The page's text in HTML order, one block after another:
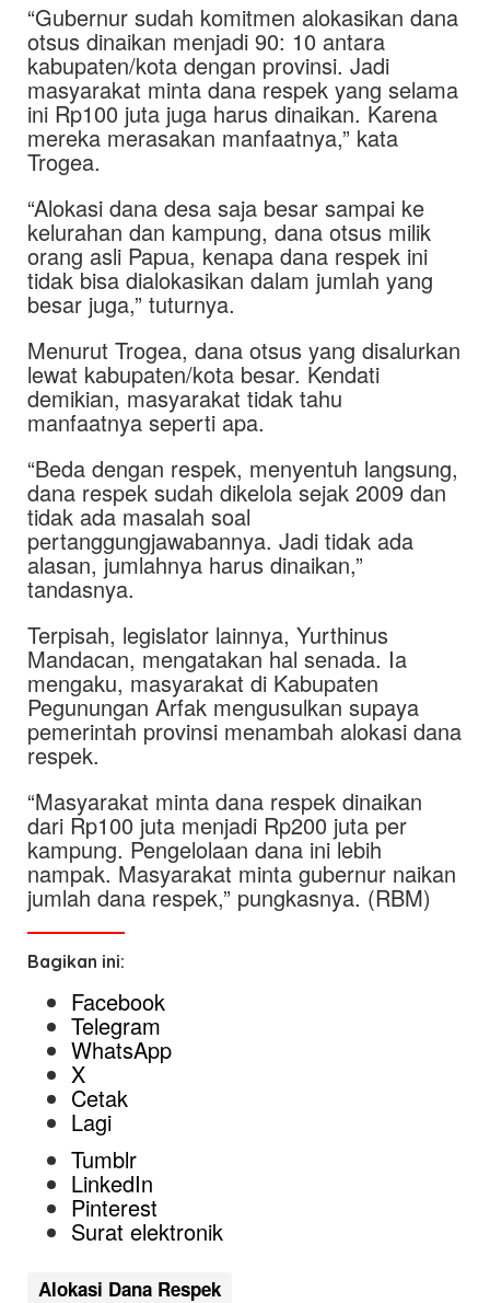
“Gubernur sudah komitmen alokasikan dana
otsus dinaikan menjadi 90: 10 antara
kabupaten/kota dengan provinsi. Jadi
masyarakat minta dana respek yang selama
ini Rp100 juta juga harus dinaikan. Karena
mereka merasakan manfaatnya,” kata
Trogea.
“Alokasi dana desa saja besar sampai ke
kelurahan dan kampung, dana otsus milik
orang asli Papua, kenapa dana respek ini
tidak bisa dialokasikan dalam jumlah yang
besar juga,” tuturnya.
Menurut Trogea, dana otsus yang disalurkan
lewat kabupaten/kota besar. Kendati
demikian, masyarakat tidak tahu
manfaatnya seperti apa.
“Beda dengan respek, menyentuh langsung,
dana respek sudah dikelola sejak 2009 dan
tidak ada masalah soal
pertanggungjawabannya. Jadi tidak ada
alasan, jumlahnya harus dinaikan,”
tandasnya.
Terpisah, legislator lainnya, Yurthinus
Mandacan, mengatakan hal senada. Ia
mengaku, masyarakat di Kabupaten
Pegunungan Arfak mengusulkan supaya
pemerintah provinsi menambah alokasi dana
respek.
“Masyarakat minta dana respek dinaikan
dari Rp100 juta menjadi Rp200 juta per
kampung. Pengelolaan dana ini lebih
nampak. Masyarakat minta gubernur naikan
jumlah dana respek,” pungkasnya. (RBM)
Bagikan ini:
Facebook
Telegram
WhatsApp
X
Cetak
Lagi
Tumblr
LinkedIn
Pinterest
Surat elektronik
Alokasi Dana Respek